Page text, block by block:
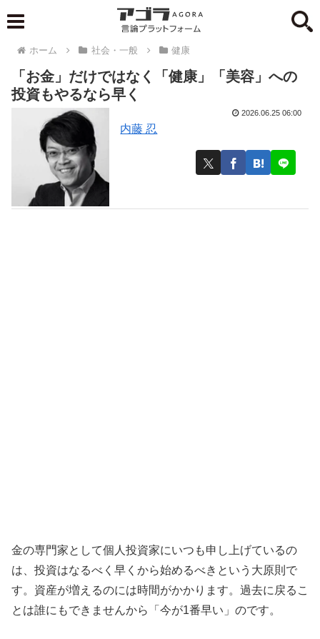
ホーム 社会・一般 健康
「お金」だけではなく「健康」「美容」への
投資もやるなら早く
内藤 忍
2026.06.25 06:00
金の専門家として個人投資家にいつも申し上げているの
は、投資はなるべく早くから始めるべきという大原則で
す。資産が増えるのには時間がかかります。過去に戻るこ
とは誰にもできませんから「今が1番早い」のです。